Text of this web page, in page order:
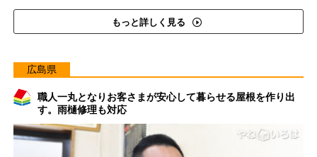
もっと詳しく見る
広島県
職人一丸となりお客さまが安心して暮らせる屋根を作り出
す。雨樋修理も対応